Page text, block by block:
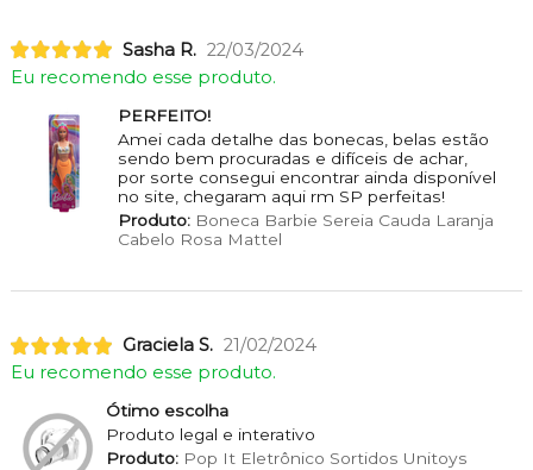
Sasha R. 22/03/2024
Eu recomendo esse produto.
PERFEITO!
Amei cada detalhe das bonecas, belas estão
sendo bem procuradas e difíceis de achar,
por sorte consegui encontrar ainda disponível
no site, chegaram aqui rm SP perfeitas!
Produto:Boneca Barbie Sereia Cauda Laranja
Cabelo Rosa Mattel
Graciela S. 21/02/2024
Eu recomendo esse produto.
Ótimo escolha
Produto legal e interativo
Produto:Pop It Eletrônico Sortidos Unitoys